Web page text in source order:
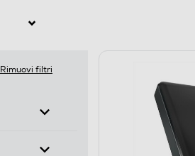
Rimuovi filtri